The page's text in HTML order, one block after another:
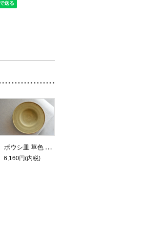
ボウシ皿 草色 φ23.5cm
6,160円(内税)